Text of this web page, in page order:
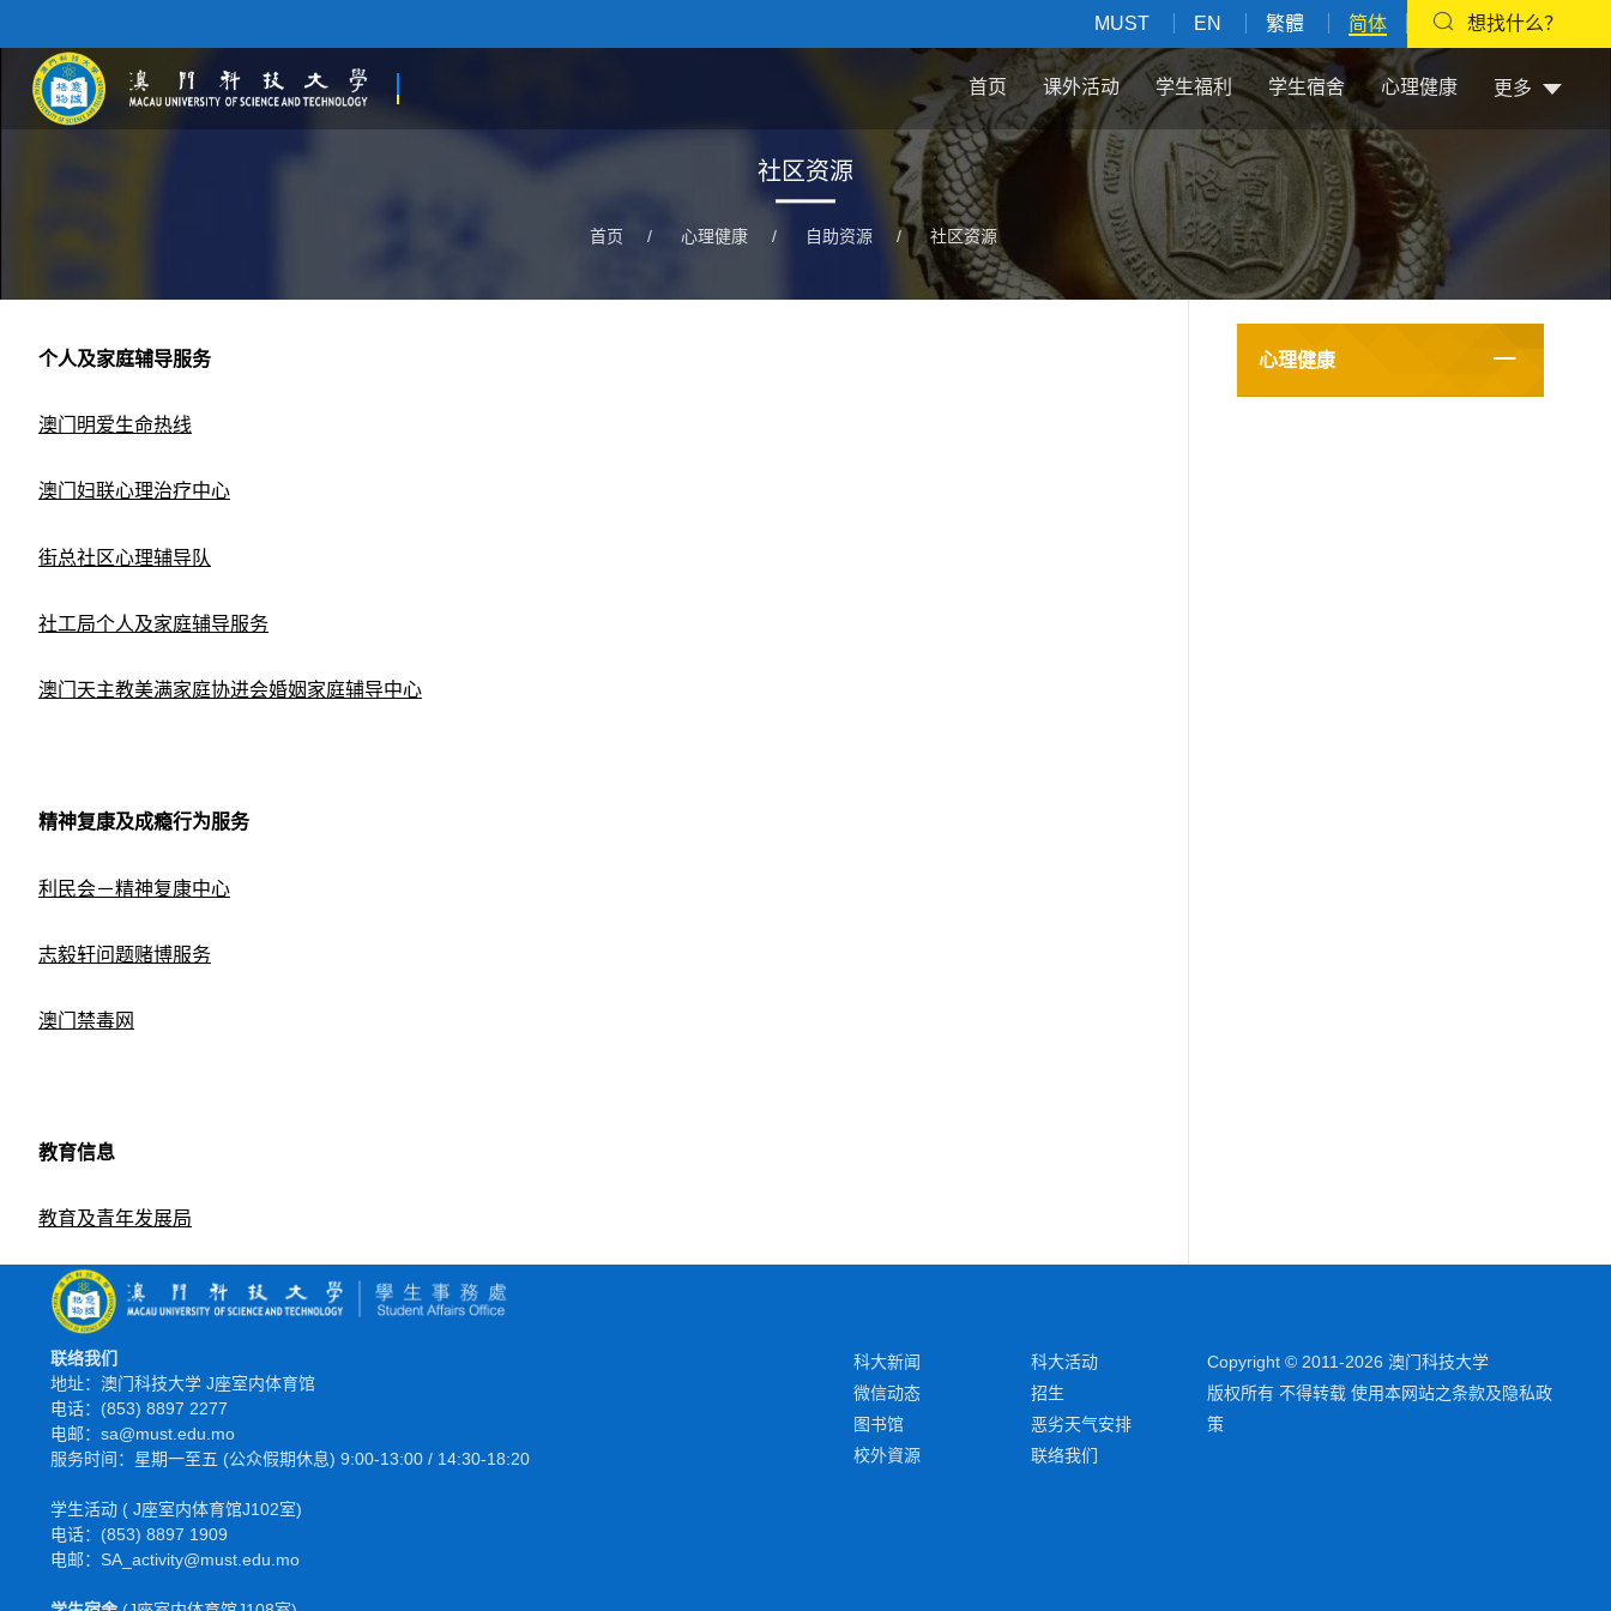
MUST EN 繁體 简体 想找什么？
首页 课外活动 学生福利 学生宿舍 心理健康 更多
社区资源
首页 / 心理健康 / 自助资源 / 社区资源
个人及家庭辅导服务
澳门明爱生命热线
澳门妇联心理治疗中心
街总社区心理辅导队
社工局个人及家庭辅导服务
澳门天主教美满家庭协进会婚姻家庭辅导中心
精神复康及成瘾行为服务
利民会－精神复康中心
志毅轩问题赌博服务
澳门禁毒网
教育信息
教育及青年发展局
心理健康
联络我们
地址：澳门科技大学 J座室内体育馆
电话：(853) 8897 2277
电邮：sa@must.edu.mo
服务时间：星期一至五 (公众假期休息) 9:00-13:00 / 14:30-18:20
学生活动 ( J座室内体育馆J102室)
电话：(853) 8897 1909
电邮：SA_activity@must.edu.mo
科大新闻
科大活动
微信动态
招生
图书馆
恶劣天气安排
校外資源
联络我们
Copyright © 2011-2026 澳门科技大学
版权所有 不得转载 使用本网站之条款及隐私政
策